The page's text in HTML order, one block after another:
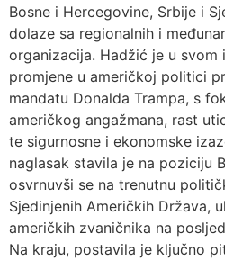
Bosne i Hercegovine, Srbije i
dolaze sa regionalnih i
organizacija. Hadžić je u svom
promjene u američkoj politici
mandatu Donalda Trampa, s
američkog angažmana, rast
te sigurnosne i ekonomske
naglasak stavila je na poziciju
osvrnuvši se na trenutnu
Sjedinjenih Američkih Država,
američkih zvaničnika na
Na kraju, postavila je ključno